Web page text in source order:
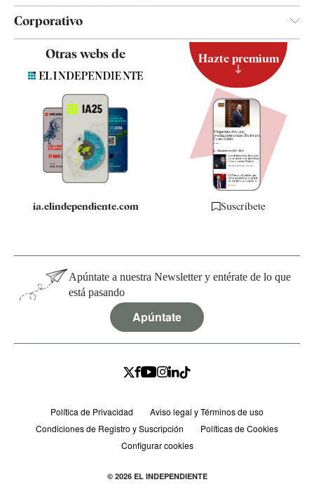
Corporativo
Contacto
Quiénes somos
Especificaciones
Otras webs de
ia.elindependiente.com
Hazte premium
Suscríbete
Apúntate a nuestra Newsletter y entérate de lo que
está pasando
Apúntate
Política de Privacidad
Aviso legal y Términos de uso
Condiciones de Registro y Suscripción
Políticas de Cookies
Configurar cookies
© 2026 EL INDEPENDIENTE